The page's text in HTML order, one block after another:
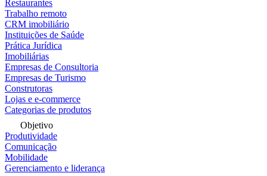
Restaurantes
Trabalho remoto
CRM imobiliário
Instituições de Saúde
Prática Jurídica
Imobiliárias
Empresas de Consultoria
Empresas de Turismo
Construtoras
Lojas e e-commerce
Categorias de produtos
Objetivo
Produtividade
Comunicação
Mobilidade
Gerenciamento e liderança